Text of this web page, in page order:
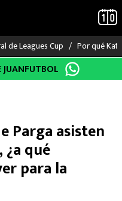
de Leagues Cup Por qué
Parga asisten
qué
para la